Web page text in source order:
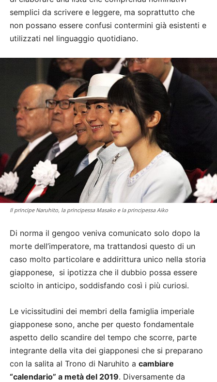
semplici da scrivere e leggere, ma soprattutto che
non possano essere confusi contermini già esistenti e
utilizzati nel linguaggio quotidiano.
Il principe Naruhito, la principessa Masako e la principessa Aiko
Di norma il gengoo veniva comunicato solo dopo la
morte dell’imperatore, ma trattandosi questo di un
caso molto particolare e addirittura unico nella storia
giapponese, si ipotizza che il dubbio possa essere
sciolto in anticipo, soddisfando così i più curiosi.
Le vicissitudini dei membri della famiglia imperiale
giapponese sono, anche per questo fondamentale
aspetto dello scandire del tempo che scorre, parte
integrante della vita dei giapponesi che si preparano
con la salita al Trono di Naruhito a cambiare
“calendario” a metà del 2019. Diversamente da